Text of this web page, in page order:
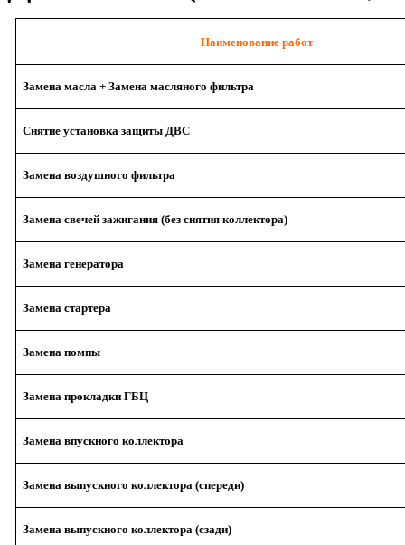
Наименование работ
Замена масла + Замена масляного фильтра
Снятие установка защиты ДВС
Замена воздушного фильтра
Замена свечей зажигания (без снятия коллектора)
Замена генератора
Замена стартера
Замена помпы
Замена прокладки ГБЦ
Замена впускного коллектора
Замена выпускного коллектора (спереди)
Замена выпускного коллектора (сзади)